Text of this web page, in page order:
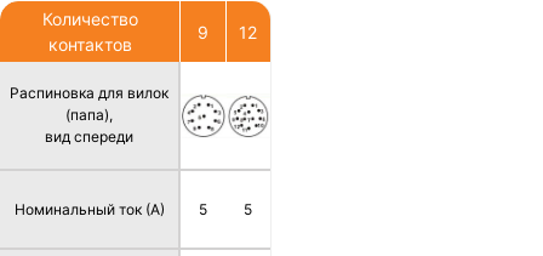
Количество
контактов
Распиновка для вилок
(папа),
вид спереди
Номинальный ток (А)
9
5
12
5